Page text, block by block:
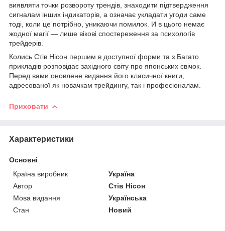
виявляти точки розвороту трендів, знаходити підтвердження
сигналам інших індикаторів, а означає укладати угоди саме
тоді, коли це потрібно, уникаючи помилок. И в цього немає
жодної магії — лише вікові спостереження за психологів
трейдерів.
Колись Стів Нісон першим в доступної форми та з Багато
прикладів розповідає західного світу про японських свічок.
Перед вами оновлене видання його класичної книги,
адресованої як новачкам трейдингу, так і професіоналам.
Приховати
Характеристики
Основні
Країна виробник
Україна
Автор
Стів Нісон
Мова видання
Українська
Стан
Новий